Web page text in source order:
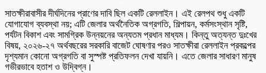
সাতক্ষীরাবাসীর দীর্ঘদিনের প্রাণের দাবি ছিল একটি রেললাইন। এই রেলপথ শুধু একটি
যোগাযোগ ব্যবস্থা নয়; এটি জেলার অর্থনৈতিক অগ্রগতি, শিল্পায়ন, কর্মসংস্থান সৃষ্টি,
পর্যটন বিকাশ এবং সামগ্রিক উন্নয়নের অন্যতম প্রধান মাধ্যম। কিন্তু অত্যন্ত দুঃখের
বিষয়, ২০২৬-২৭ অর্থবছরের সরকারি বাজেট ঘোষণার পরও সাতক্ষীরা রেললাইন প্রকল্পের
দৃশ্যমান কোনো অগ্রগতি বা সুস্পষ্ট প্রতিফলন দেখা যায়নি। এতে জেলার সাধারণ মানুষ
গভীরভাবে হতাশ ও উদ্বিগ্ন।